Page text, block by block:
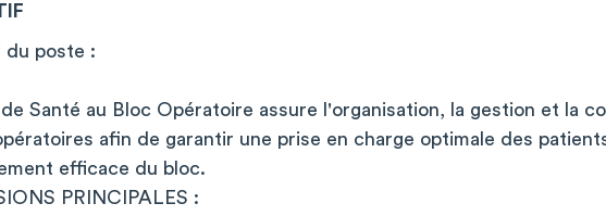
du poste :
Santé au Bloc Opératoire assure l'organisation, la gestion et la
afin de garantir une prise en charge optimale des
efficace du bloc.
PRINCIPALES :